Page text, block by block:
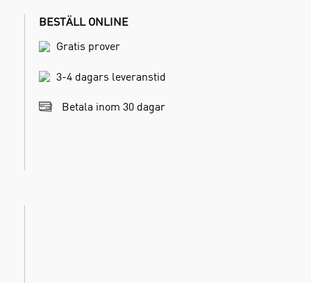
BESTÄLL ONLINE
Gratis prover
3-4 dagars leveranstid
Betala inom 30 dagar